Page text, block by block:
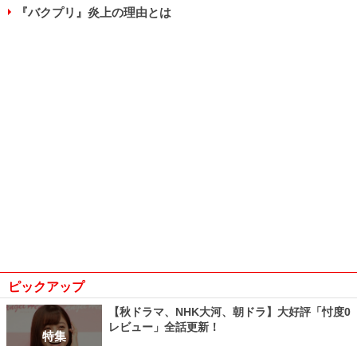
『バクプリ』炎上の理由とは
ピックアップ
特集
【秋ドラマ、NHK大河、朝ドラ】大好評「忖度0
レビュー」全話更新！